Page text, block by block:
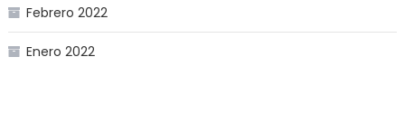
Febrero 2022
Enero 2022